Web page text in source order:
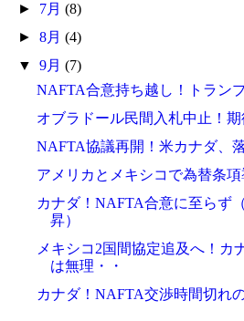
► 7月(8)
►8月(4)
▼9月(7)
NAFTA合意持ち越し！トラン
オブラドール民間入札中止！
NAFTA協議再開！米カナダ、
アメリカとメキシコで為替条項
カナダ！NAFTA合意に至らず
昇）
メキシコ2国間協定追及へ！カ
は無理・・
カナダ！NAFTA交渉時間切れ